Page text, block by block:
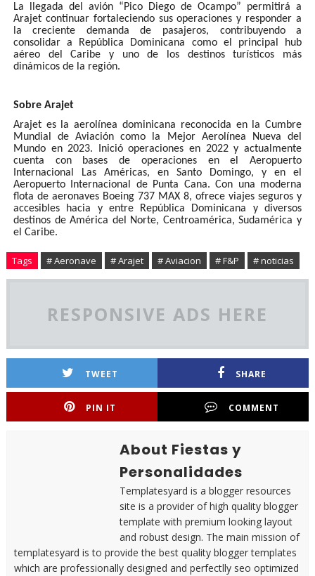
La llegada del avión “Pico Diego de Ocampo” permitirá a
Arajet continuar fortaleciendo sus operaciones y responder a
la creciente demanda de pasajeros, contribuyendo a
consolidar a República Dominicana como el principal hub
aéreo del Caribe y uno de los destinos turísticos más
dinámicos de la región.
Sobre Arajet
Arajet es la aerolínea dominicana reconocida en la Cumbre
Mundial de Aviación como la Mejor Aerolínea Nueva del
Mundo en 2023. Inició operaciones en 2022 y actualmente
cuenta con bases de operaciones en el Aeropuerto
Internacional Las Américas, en Santo Domingo, y en el
Aeropuerto Internacional de Punta Cana. Con una moderna
flota de aeronaves Boeing 737 MAX 8, ofrece viajes seguros y
accesibles hacia y entre República Dominicana y diversos
destinos de América del Norte, Centroamérica, Sudamérica y
el Caribe.
Tags # Aeronave # Arajet # Aviacion # F&P # noticias
RESPONSIVE ADS HERE
TWEET SHARE
PIN IT COMMENT
About Fiestas y
Personalidades
Templatesyard is a blogger resources
site is a provider of high quality blogger
template with premium looking layout
and robust design. The main mission of
templatesyard is to provide the best quality blogger templates
which are professionally designed and perfectlly seo optimized